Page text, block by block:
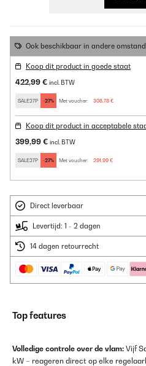
Ook beschikbaar in andere
Koop dit product in goede staat
422,99 € incl. BTW
SALE27P -27% Met voucher: 308,78 €
Koop dit product in acceptabele
399,99 € incl. BTW
SALE27P -27% Met voucher: 291,99 €
Direct leverbaar
Levertijd: 1 - 2 dagen
14 dagen retourrecht
Top features
Volledige controle over de vlam: Vijf
kW – reageren direct op elke